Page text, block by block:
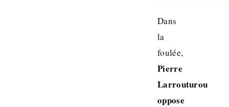
Dans
la
foulée,
Pierre
Larrouturou
oppose